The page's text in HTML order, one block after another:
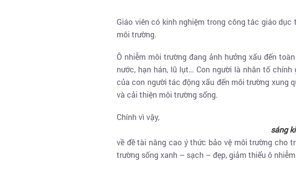
Giáo viên có kinh nghiệm trong công tác giáo
môi trường.
Ô nhiễm môi trường đang ảnh hưởng xấu đến
nước, hạn hán, lũ lụt… Con người là nhân tố
của con người tác động xấu đến môi trường xung
và cải thiện môi trường sống.
Chính vì vậy,
sáng
về đề tài nâng cao ý thức bảo vệ môi trường cho
trường sống xanh – sạch – đẹp, giảm thiểu ô